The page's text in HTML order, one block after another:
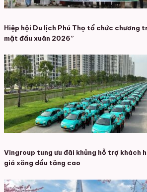
Hiệp hội Du lịch Phú Thọ tổ chức chương
mặt đầu xuân 2026”
Vingroup tung ưu đãi khủng hỗ trợ khách
giá xăng dầu tăng cao